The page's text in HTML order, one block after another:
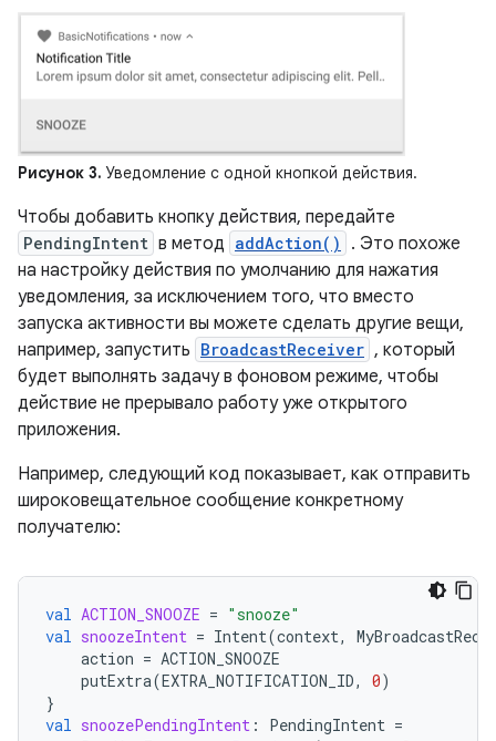
Рисунок 3. Уведомление с одной кнопкой действия.
Чтобы добавить кнопку действия, передайте
PendingIntent в метод addAction()
. Это похоже
на настройку действия по умолчанию для нажатия
уведомления, за исключением того, что вместо
запуска активности вы можете сделать другие вещи,
например, запустить BroadcastReceiver , который
будет выполнять задачу в фоновом режиме, чтобы
действие не прерывало работу уже открытого
приложения.
Например, следующий код показывает, как отправить
широковещательное сообщение конкретному
получателю:
val ACTION_SNOOZE = "snooze"
val snoozeIntent = Intent(context,
action = ACTION_SNOOZE
putExtra(EXTRA_NOTIFICATION_ID, 0)
}
val snoozePendingIntent : PendingIntent =